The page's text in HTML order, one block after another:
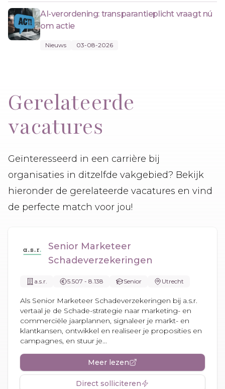
AI-verordening: transparantieplicht vraagt nú
om actie
Nieuws 03-08-2026
Gerelateerde
vacatures
Geïnteresseerd in een carrière bij
organisaties in ditzelfde vakgebied? Bekijk
hieronder de gerelateerde vacatures en vind
de perfecte match voor jou!
Senior Marketeer
Schadeverzekeringen
a.s.r. 5.507 - 8.138 Senior Utrecht
Als Senior Marketeer Schadeverzekeringen bij a.s.r.
vertaal je de Schade-strategie naar marketing- en
commerciële jaarplannen, signaleer je markt- en
klantkansen, ontwikkel en realiseer je proposities en
campagnes, en stuur je...
Meer lezen
Direct solliciteren